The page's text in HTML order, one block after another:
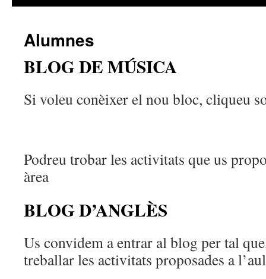
Alumnes
BLOG DE MÚSICA
Si voleu conèixer el nou bloc, cliqueu
Podreu trobar les activitats que us
àrea
BLOG D’ANGLÈS
Us convidem a entrar al blog per tal
treballar les activitats proposades a